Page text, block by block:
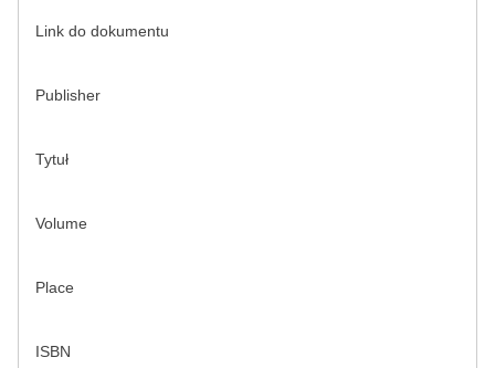
Link do dokumentu
Publisher
Tytuł
Volume
Place
ISBN